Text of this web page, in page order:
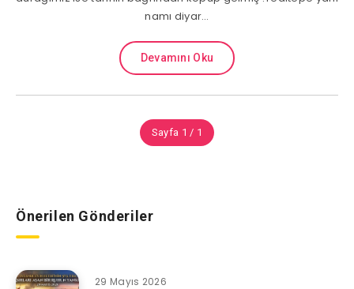
namı diyar…
Devamını Oku
Sayfa 1 / 1
Önerilen Gönderiler
29 Mayıs 2026